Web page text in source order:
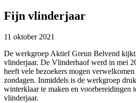
Fijn vlinderjaar
11 oktober 2021
De werkgroep Aktief Greun Belvend
vlinderjaar. De Vlinderhaof werd in mei
heeft vele bezoekers mogen verwelkomen
zondagen. Inmiddels is de werkgroep
winterklaar te maken en voorbereidingen
vlinderjaar.